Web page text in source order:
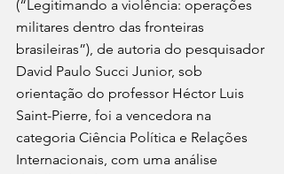
(“Legitimando a violência: operações
militares dentro das fronteiras
brasileiras”), de autoria do pesquisador
David Paulo Succi Junior, sob
orientação do professor Héctor Luis
Saint-Pierre, foi a vencedora na
categoria Ciência Política e Relações
Internacionais, com uma análise